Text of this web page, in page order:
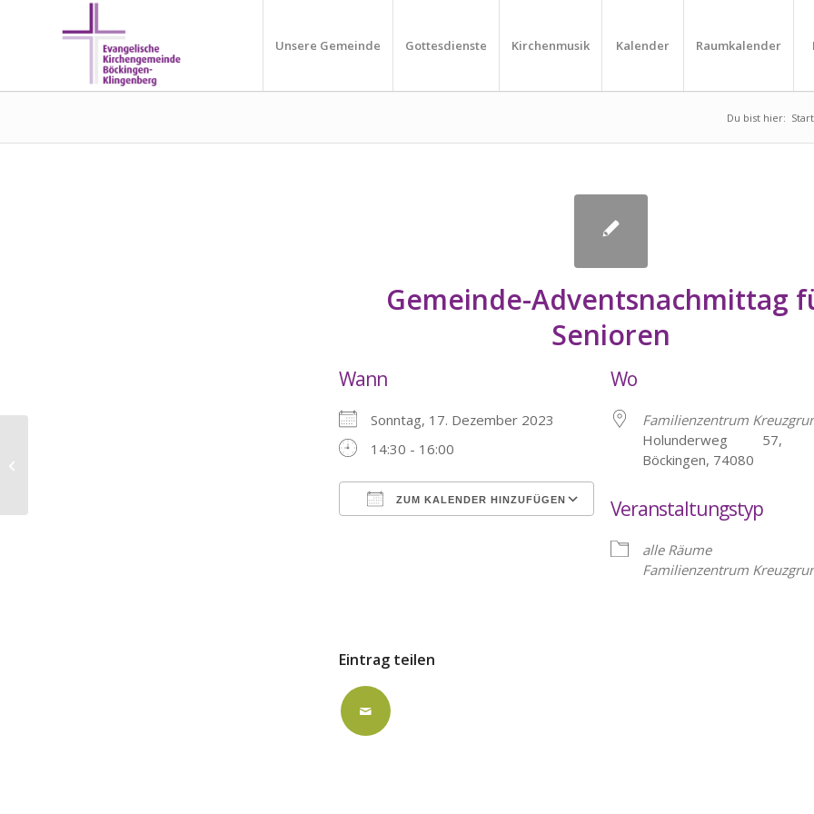
Unsere Gemeinde Gottesdienste Kirchenmusik Kalender Raumkalender
Du bist hier:
Gemeinde-Adventsnachmittag
Senioren
Wann
Sonntag, 17. Dezember 2023
14:30 - 16:00
ZUM KALENDER HINZUFÜGEN
Wo
Familienzentrum
Holunderweg 57,
Böckingen, 74080
Veranstaltungstyp
alle Räume
Familienzentrum
Eintrag teilen